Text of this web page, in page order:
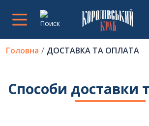
Головна ДОСТАВКА ТА ОПЛАТА
Способи доставки